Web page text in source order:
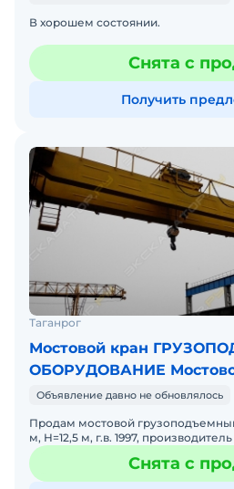
В хорошем состоянии.
Снята с
Получить
Таганрог
Мостовой кран
ОБОРУДОВАНИЕ
грузоподъемный 32/5 т
Объявление давно не обновлялось
Продам мостовой
м, H=12,5 м, г.в. 1997,
Таганрог. Комплектация 2020 г.
Снята с